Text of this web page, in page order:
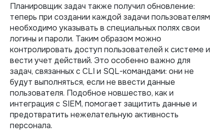
Планировщик задач также получил обновление:
теперь при создании каждой задачи пользователям
необходимо указывать в специальных полях свои
логины и пароли. Таким образом можно
контролировать доступ пользователей к системе и
вести учет действий. Это особенно важно для
задач, связанных с CLI и SQL-командами: они не
будут выполняться, если не ввести данные
пользователя. Подобное новшество, как и
интеграция с SIEM, помогает защитить данные и
предотвратить нежелательную активность
персонала.